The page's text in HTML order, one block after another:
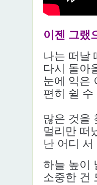
나는 떠날
다시 돌아
눈에 익은
편히 쉴 수
많
멀리만 떠
난 어디 서
하늘 높이
소중한 건